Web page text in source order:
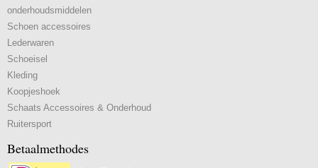
onderhoudsmiddelen
Schoen accessoires
Lederwaren
Schoeisel
Kleding
Koopjeshoek
Schaats Accessoires & Onderhoud
Ruitersport
Betaalmethodes